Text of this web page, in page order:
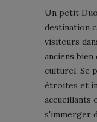
Un petit
destination
visiteurs
anciens
culturel. Se
étroites et
accueillants
s'immerger